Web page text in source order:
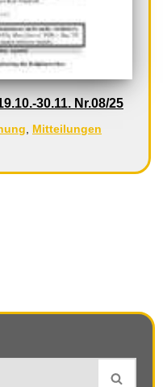
30.11. Nr.08/25
, Mitteilungen